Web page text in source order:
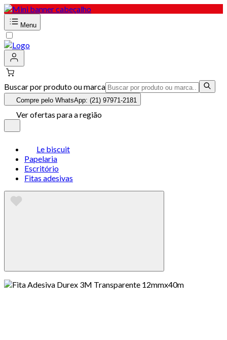
Menu
Buscar por produto ou marca
Compre pelo WhatsApp: (21) 97971-2181
Ver ofertas para a região
Le biscuit
Papelaria
Escritório
Fitas adesivas